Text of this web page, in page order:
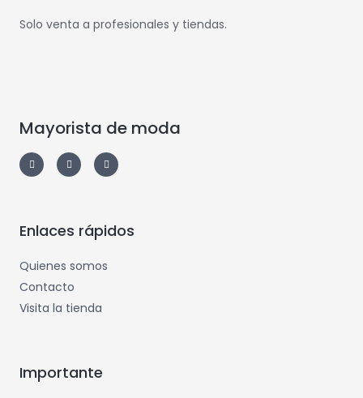
Solo venta a profesionales y tiendas.
Mayorista de moda
Enlaces rápidos
Quienes somos
Contacto
Visita la tienda
Importante